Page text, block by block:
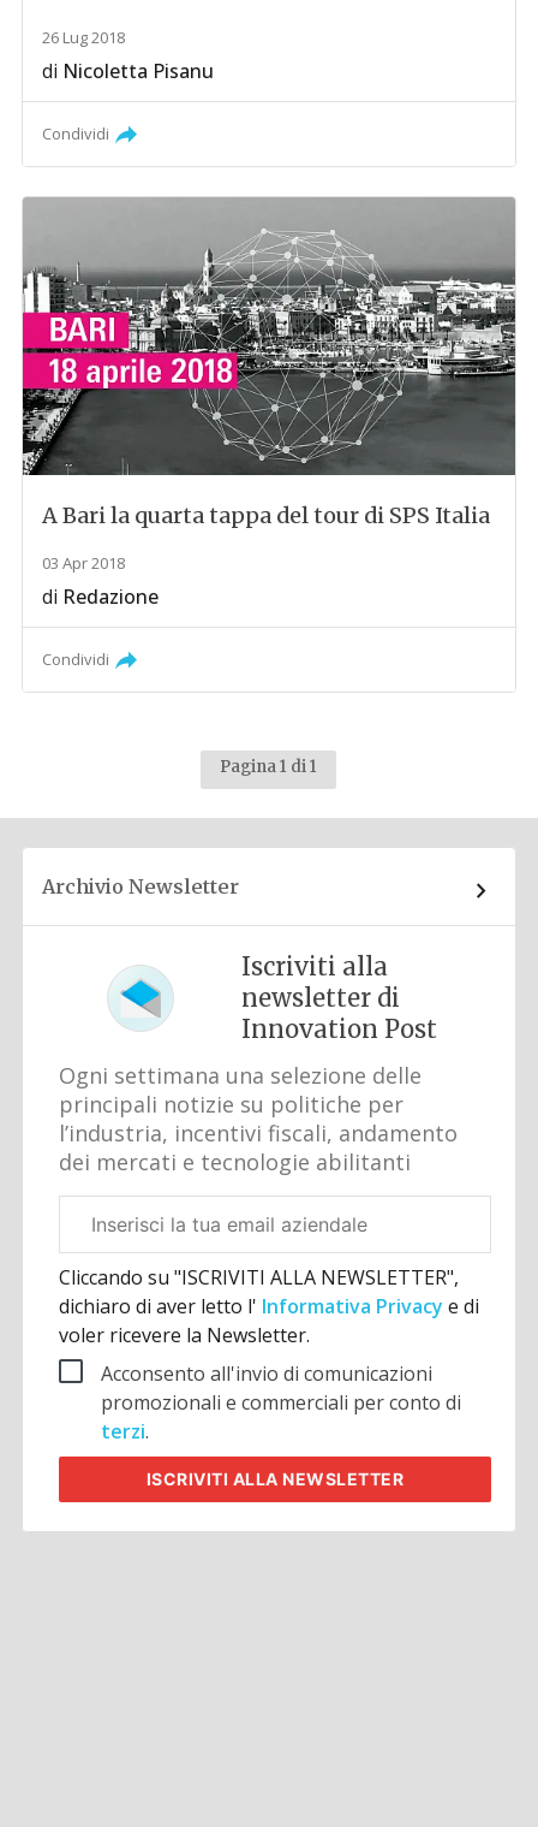
26 Lug 2018
di Nicoletta Pisanu
Condividi
A Bari la quarta tappa del tour di SPS Italia
03 Apr 2018
di Redazione
Condividi
Pagina 1 di 1
Archivio Newsletter
Iscriviti alla
newsletter di
Innovation Post
Ogni settimana una selezione delle
principali notizie su politiche per
l’industria, incentivi fiscali, andamento
dei mercati e tecnologie abilitanti
aziendale
Cliccando su "ISCRIVITI ALLA NEWSLETTER",
dichiaro di aver letto l' Informativa Privacye di
voler ricevere la Newsletter.
Acconsento all'invio di comunicazioni
promozionali e commerciali per conto di
terzi.
ISCRIVITI ALLA NEWSLETTER